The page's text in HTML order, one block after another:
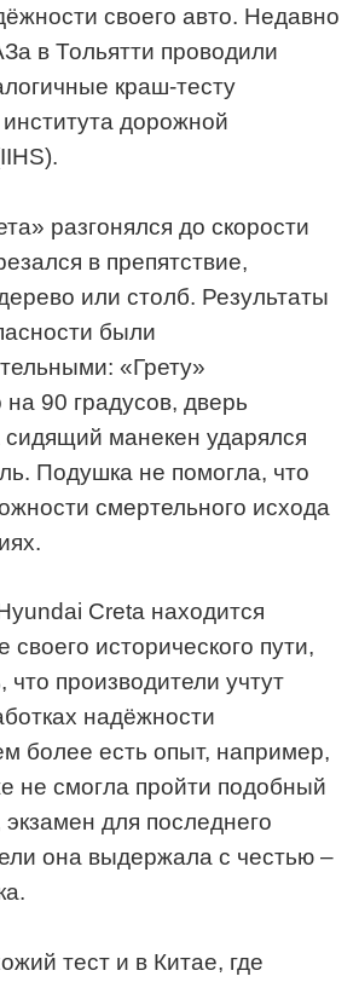
своего авто. Недавно
в Тольятти проводили
краш-тесту
дорожной
разгонялся до скорости
в препятствие,
или столб. Результаты
были
«Грету»
90 градусов, дверь
сидящий манекен ударялся
Подушка не помогла, что
смертельного исхода
Creta находится
своего исторического пути,
что производители учтут
надёжности
более есть опыт, например,
не смогла пройти подобный
для последнего
она выдержала с честью –
тест и в Китае, где